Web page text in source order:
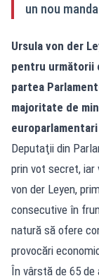
un nou
Ursula von der
pentru următorii
partea
majoritate de
Deputaţii din
prin vot secret,
von der Leyen,
consecutive în
natură să ofere
provocări
În vârstă de 65